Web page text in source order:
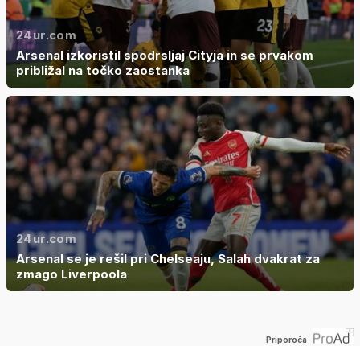
24ur.com
Arsenal izkoristil spodrsljaj Cityja in se prvakom
približal na točko zaostanka
24ur.com
Arsenal se je rešil pri Chelseaju, Salah dvakrat za
zmago Liverpoola
Priporoča